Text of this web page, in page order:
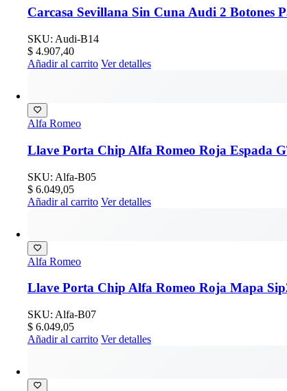
Carcasa Sevillana Sin Cuna Audi 2 Botones
SKU: Audi-B14
$ 4.907,40
Añadir al carrito Ver detalles
Alfa Romeo
Llave Porta Chip Alfa Romeo Roja Espada
SKU: Alfa-B05
$ 6.049,05
Añadir al carrito Ver detalles
Alfa Romeo
Llave Porta Chip Alfa Romeo Roja Mapa
SKU: Alfa-B07
$ 6.049,05
Añadir al carrito Ver detalles